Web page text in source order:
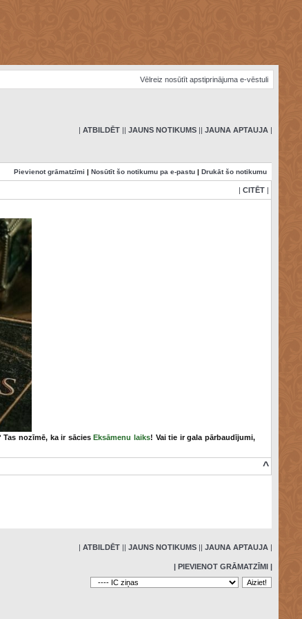
Vēlreiz nosūtīt apstiprinājuma e-vēstuli
| ATBILDĒT|| JAUNS NOTIKUMS|| JAUNA APTAUJA|
Pievienot grāmatzīmi | Nosūtīt šo notikumu pa e-pastu| Drukāt šo notikumu
| CITĒT|
Tas nozīmē, ka ir sāciesEksāmenu laiks! Vai tie ir gala pārbaudījumi,
^
| ATBILDĒT|| JAUNS NOTIKUMS|| JAUNA APTAUJA|
| PIEVIENOT GRĀMATZĪMI |